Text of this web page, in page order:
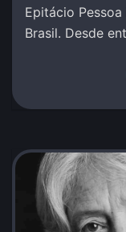
Epitácio
Brasil. Desde